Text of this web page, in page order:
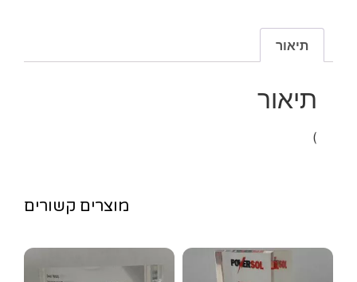
תיאור
תיאור
)
מוצרים קשורים